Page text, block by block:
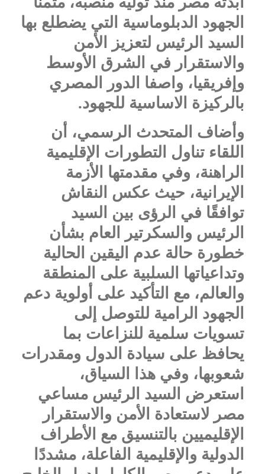
الجهود الدبلوماسية التي يضطلع بها
السيد الرئيس لتعزيز الأمن
والاستقرار في الشرق الأوسط
وإفريقيا، واصفا الدور المصري
بالركيزة الاساسية للجهود.
وأضاف المتحدث الرسمي، أن
اللقاء تناول التطورات الإقليمية
الراهنة، وفي مقدمتها الأزمة
الإيرانية، حيث عكس النقاش
توافقًا في الرؤى بين السيد
الرئيس والسكرتير العام بشأن
خطورة حالة عدم اليقين الحالية
وتداعياتها السلبية على المنطقة
والعالم، مع التأكيد على أولوية دعم
الجهود الرامية للتوصل إلى
تسويات سلمية للنزاعات بما
يحافظ على سيادة الدول ومقدرات
شعوبها، وفي هذا السياق،
استعرض السيد الرئيس مساعي
مصر لاستعادة الأمن والاستقرار
الإقليميين بالتنسيق مع الأطراف
الدولية والإقليمية الفاعلة، مشددًا